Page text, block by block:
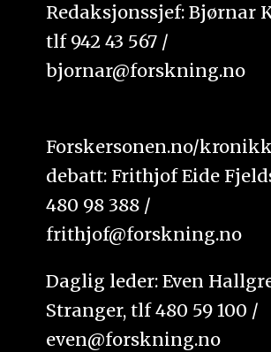
Redaksjonssjef: Bjørnar
tlf 942 43 567 /
bjornar@forskning.no
Forskersonen.no/
debatt: Frithjof Eide
480 98 388 /
frithjof@forskning.no
Daglig leder: Even
Stranger, tlf 480 59 100 /
even@forskning.no